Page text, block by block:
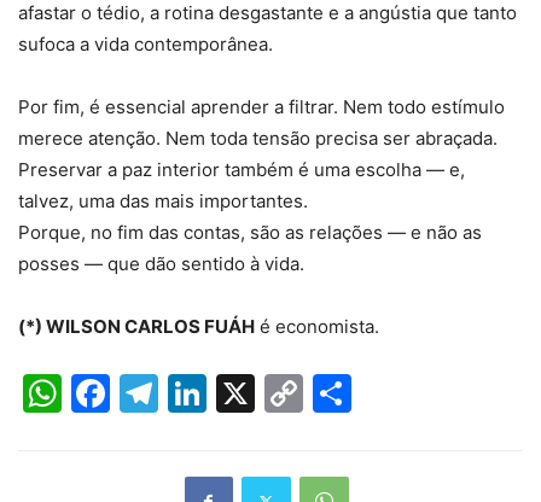
afastar o tédio, a rotina desgastante e a angústia que tanto
sufoca a vida contemporânea.
Por fim, é essencial aprender a filtrar. Nem todo estímulo
merece atenção. Nem toda tensão precisa ser abraçada.
Preservar a paz interior também é uma escolha — e,
talvez, uma das mais importantes.
Porque, no fim das contas, são as relações — e não as
posses — que dão sentido à vida.
(*) WILSON CARLOS FUÁH é economista.
WhatsApp
Facebook
Telegram
LinkedIn
X
Copy